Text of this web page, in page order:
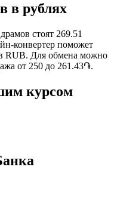
в рублях
стоят 269.51
конвертер поможет
RUB. Для обмена можно
от 250 до 261.43֏.
курсом